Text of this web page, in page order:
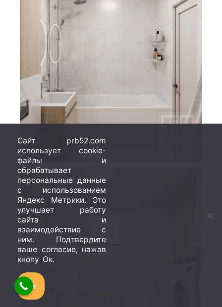
Сайт prb52.com
использует cookie-
файлы и
обрабатывает
персональные данные
с использованием
Яндекс Метрики. Это
улучшает работу
сайта и
взаимодействие с
ним. Подтвердите
ваше согласие, нажав
кнопу Ок.
Ok